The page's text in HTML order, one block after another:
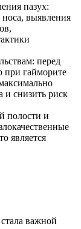
пазух:
носа, выявления
перед
при гайморите
и снизить риск
полости и
является
важной